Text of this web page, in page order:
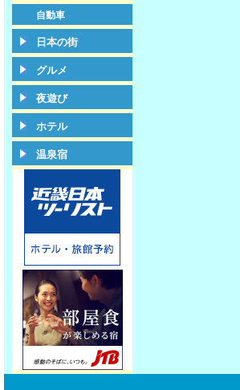
自動車
日本の街
グルメ
夜遊び
ホテル
温泉宿